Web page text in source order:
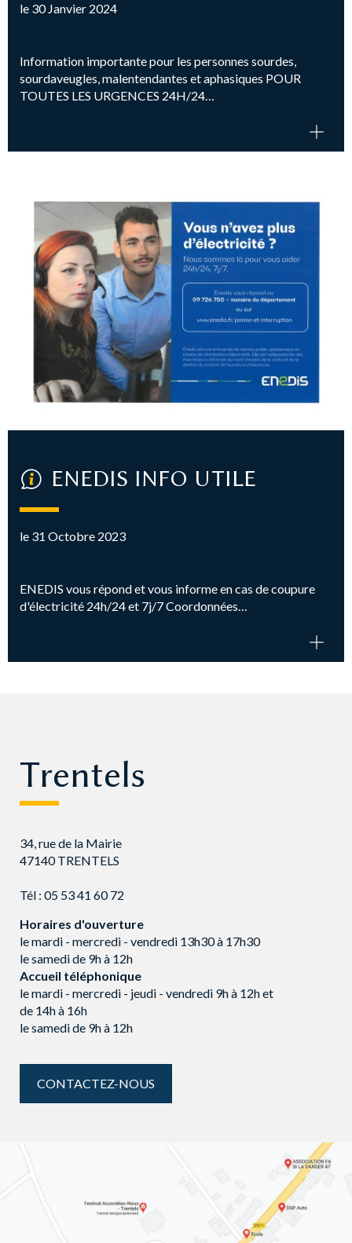
le 30 Janvier 2024
Information importante pour les personnes sourdes,
sourdaveugles, malentendantes et aphasiques POUR
TOUTES LES URGENCES 24H/24…
ENEDIS INFO UTILE
le 31 Octobre 2023
ENEDIS vous répond et vous informe en cas de coupure
d'électricité 24h/24 et 7j/7 Coordonnées…
Trentels
34, rue de la Mairie
47140 TRENTELS
Tél : 05 53 41 60 72
Horaires d'ouverture
le mardi - mercredi - vendredi 13h30 à 17h30
le samedi de 9h à 12h
Accueil téléphonique
le mardi - mercredi - jeudi - vendredi 9h à 12h et
de 14h à 16h
le samedi de 9h à 12h
CONTACTEZ-NOUS